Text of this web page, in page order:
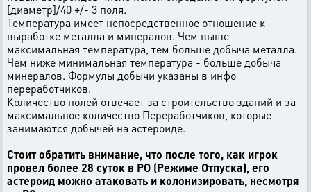
[диаметр]/40 +/- 3 поля.
Температура имеет непосредственное отношение к
выработке металла и минералов. Чем выше
максимальная температура, тем больше добыча металла.
Чем ниже минимальная температура - больше добыча
минералов. Формулы добычи указаны в инфо
переработчиков.
Количество полей отвечает за строительство зданий и за
максимальное количество Переработчиков, которые
занимаются добычей на астероиде.
Стоит обратить внимание, что после того, как игрок
провел более 28 суток в РО (Режиме Отпуска), его
астероид можно атаковать и колонизировать, несмотря